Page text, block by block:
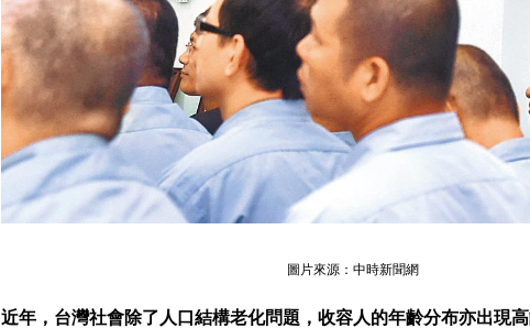
圖片來源：中時新聞網
近年，台灣社會除了人口結構老化問題，收容人的年齡分布亦出現